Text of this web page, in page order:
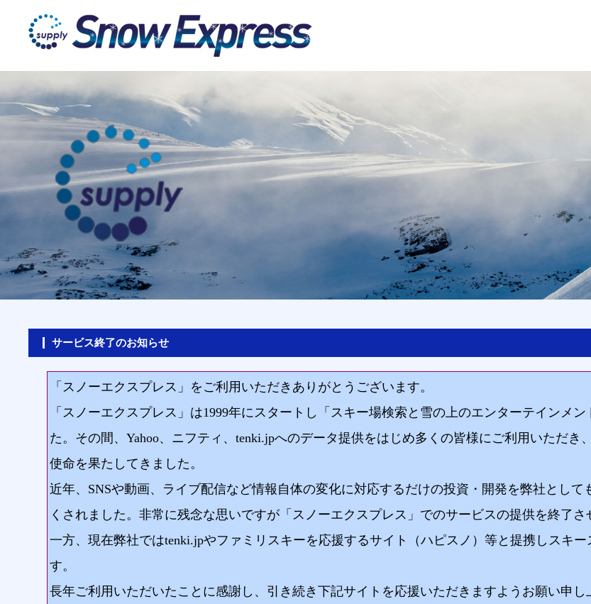
サービス終了のお知らせ
「スノーエクスプレス」をご利用いただきありがとうございます。
「スノーエクスプレス」は1999年にスタートし「スキー場検索と雪の上のエンターテインメ
た。その間、Yahoo、ニフティ、tenki.jpへのデータ提供をはじめ多くの皆様にご利用いただ
使命を果たしてきました。
近年、SNSや動画、ライブ配信など情報自体の変化に対応するだけの投資・開発を弊社とし
くされました。非常に残念な思いですが「スノーエクスプレス」でのサービスの提供を終了さ
一方、現在弊社ではtenki.jpやファミリスキーを応援するサイト（ハピスノ）等と提携しスキ
す。
長年ご利用いただいたことに感謝し、引き続き下記サイトを応援いただきますようお願い申し